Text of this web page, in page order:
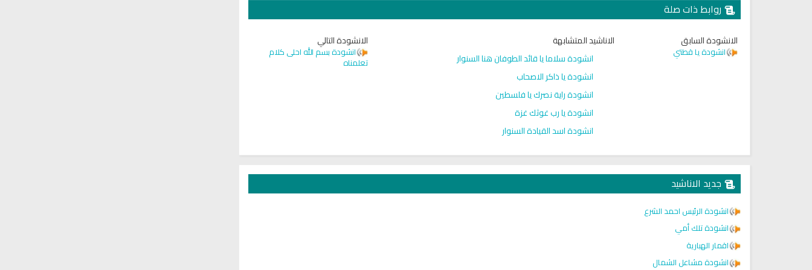
روابط ذات صلة
الانشودة السابق
انشودة يا قطتي
الاناشيد المتشابهة
انشودة سلاما يا قائد الطوفان هنا السنوار
انشودة يا ذاكر الاصحاب
انشودة راية نصرك يا فلسطين
انشودة يا رب غوثك غزة
انشودة اسد القيادة السنوار
الانشودة التالي
انشودة بسم الله احلى كلام
تعلمناه
جديد الاناشيد
انشودة الرئيس احمد الشرع
انشودة تلك أمي
اقمار الهبارية
انشودة مشاعل الشمال